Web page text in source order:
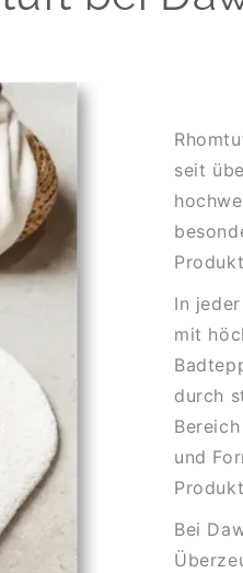
seit
In
mit
durch
und
Bei